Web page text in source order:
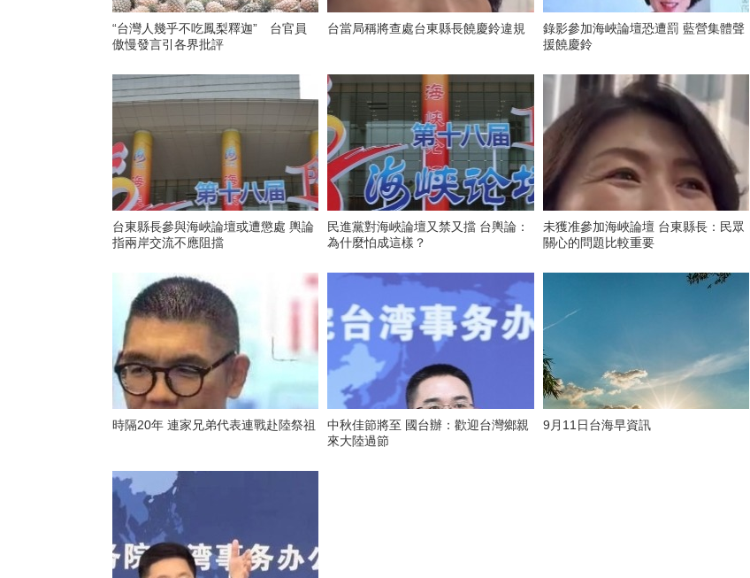
“台灣人幾乎不吃鳳梨釋迦” 台官員
傲慢發言引各界批評
台當局稱將查處台東縣長饒慶鈴違規
錄影參加海峽論壇恐遭罰 藍營集體聲
援饒慶鈴
台東縣長參與海峽論壇或遭懲處 輿論
指兩岸交流不應阻擋
民進黨對海峽論壇又禁又擋 台輿論：
為什麼怕成這樣？
未獲准參加海峽論壇 台東縣長：民眾
關心的問題比較重要
時隔20年 連家兄弟代表連戰赴陸祭祖
中秋佳節將至 國台辦：歡迎台灣鄉親
來大陸過節
9月11日台海早資訊